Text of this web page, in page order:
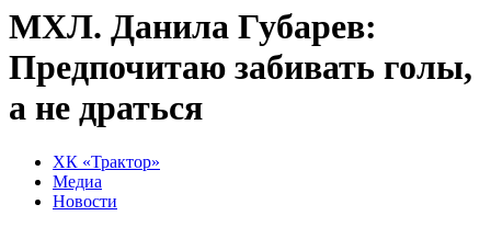
МХЛ. Данила Губарев:
Предпочитаю забивать голы,
а не драться
ХК «Трактор»
Медиа
Новости